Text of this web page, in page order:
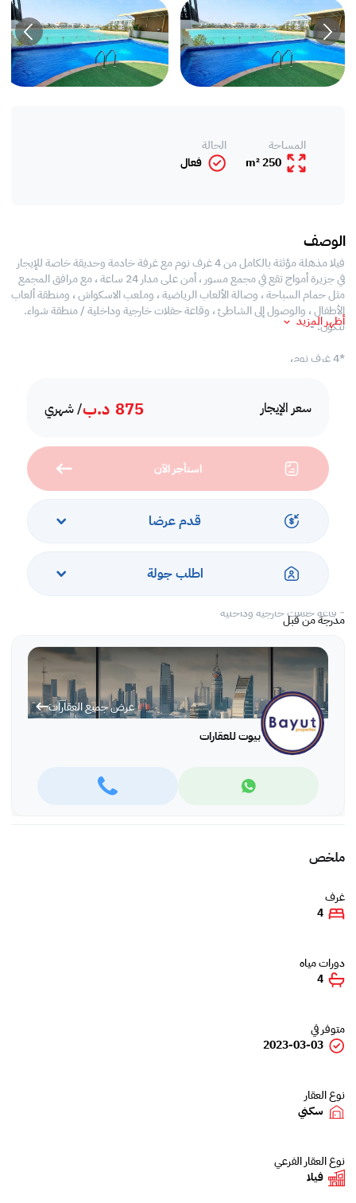
سعر الإيجار 875 د.ب/ شهري
استأجر الآن
قدم عرضا
اطلب جولة
مدرجة من قبل
عرض جميع العقارات
بيوت للعقارات
المساحة
250 m²
الحالة
فعال
الوصف
فيلا مذهلة مؤثثة بالكامل من 4 غرف نوم مع غرفة خادمة وحديقة خاصة للإيجار
في جزيرة أمواج تقع في مجمع مسور ، أمن على مدار 24 ساعة ، مع مرافق المجمع
مثل حمام السباحة ، وصالة الألعاب الرياضية ، وملعب الاسكواش ، ومنطقة ألعاب
الأطفال ، والوصول إلى الشاطئ ، وقاعة حفلات خارجية وداخلية / منطقة شواء.
تتكون: -
*4 غرف نوم،
* مطبخ شبه مفتوح مع جميع الاجهزة ،
* عدد 2 موقف مظلل.
مرافق:-
*نادي رياضي،
* ملعب الأطفال ،
*قاعة الأحتفال،
* منطقة للشواء ،
* قاعة حفلات خارجية وداخلية
الإيجار: 875 دينار بحريني حصريا
إيجار لمدة سنة واحدة
لا توجد رسوم وكالة / وساطة
أظهر المزيد
ملخص
غرف
4
دورات مياه
4
متوفر في
2023-03-03
نوع العقار
سكني
نوع العقار الفرعي
فيلا